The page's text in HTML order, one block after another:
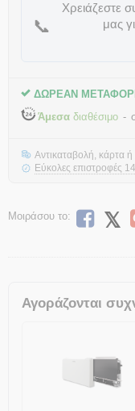
📞
Χρειάζεστε
μας
ΔΩΡΕΑΝ
Άμεσα διαθέσιμο
Αντικαταβολή, κάρτα
Εύκολες επιστροφές
Μοιράσου το:
Αγοράζονται